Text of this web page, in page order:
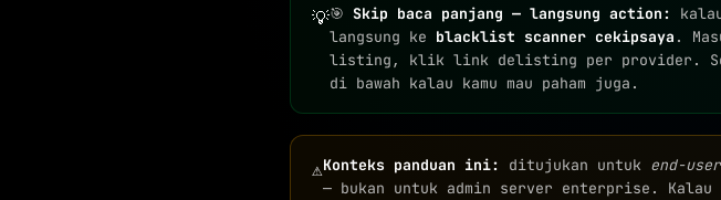
💡🎯Skip baca panjang — langsung action:
langsung ke blacklist scanner cekipsaya .
listing, klik link delisting per provider.
di bawah kalau kamu mau paham juga.
⚠Konteks panduan ini: ditujukan untuk end-user
— bukan untuk admin server enterprise. Kalau